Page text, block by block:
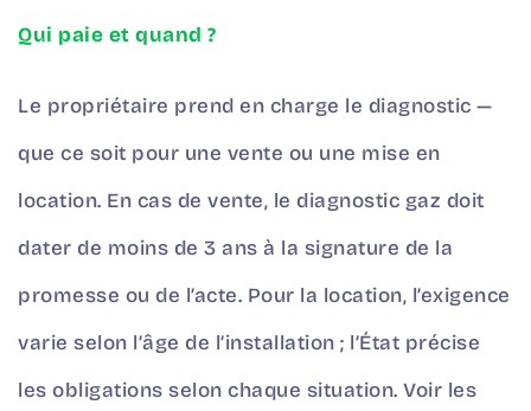
Qui paie et quand ?
Le propriétaire prend en charge le diagnostic —
que ce soit pour une vente ou une mise en
location. En cas de vente, le diagnostic gaz doit
dater de moins de 3 ans à la signature de la
promesse ou de l’acte. Pour la location, l’exigence
varie selon l’âge de l’installation ; l’État précise
les obligations selon chaque situation. Voir les